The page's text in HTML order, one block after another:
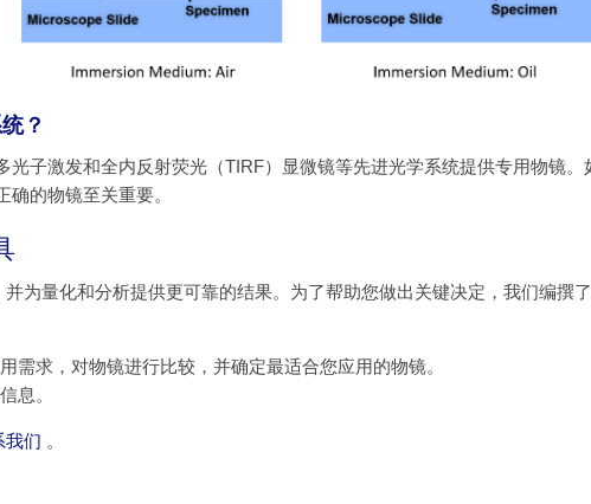
？
光子激发和全内反射荧光（TIRF）显微镜等先进光学系统提供专用物镜。
的物镜至关重要。
为量化和分析提供更可靠的结果。为了帮助您做出关键决定，我们编撰
需求，对物镜进行比较，并确定最适合您应用的物镜。
息。
我们 。